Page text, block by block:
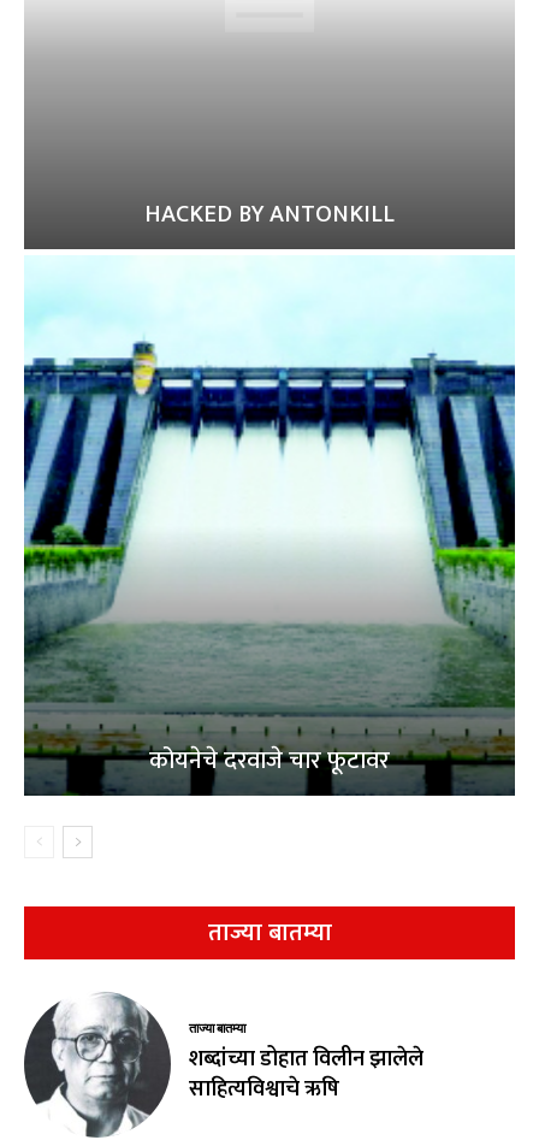
HACKED BY ANTONKILL
कोयनेचे दरवाजे चार फूटावर
ताज्या बातम्या
ताज्या बातम्या
शब्दांच्या डोहात विलीन झालेले
साहित्यविश्वाचे ऋषि